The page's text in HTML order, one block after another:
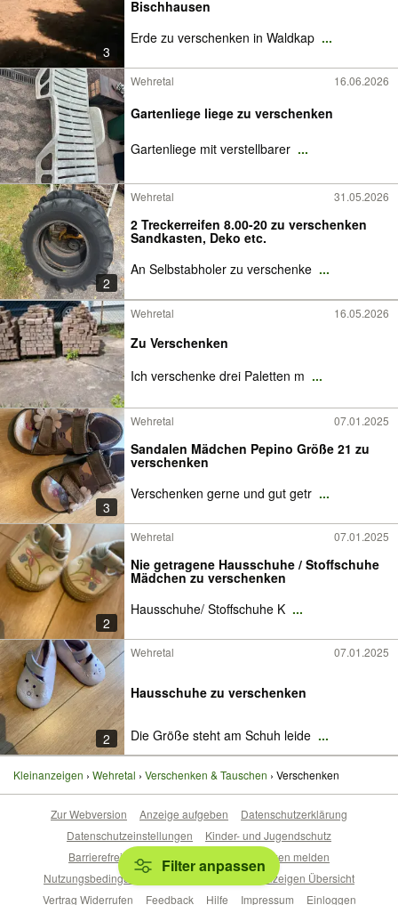
3
Bischhausen
Erde zu verschenken in Waldkap ...
Wehretal 16.06.2026
Gartenliege liege zu verschenken
Gartenliege mit verstellbarer ...
2
Wehretal 31.05.2026
2 Treckerreifen 8.00-20 zu verschenken
Sandkasten, Deko etc.
An Selbstabholer zu verschenke ...
Wehretal 16.05.2026
Zu Verschenken
Ich verschenke drei Paletten m ...
3
Wehretal 07.01.2025
Sandalen Mädchen Pepino Größe 21 zu
verschenken
Verschenken gerne und gut getr ...
2
Wehretal 07.01.2025
Nie getragene Hausschuhe / Stoffschuhe
Mädchen zu verschenken
Hausschuhe/ Stoffschuhe K ...
2
Wehretal 07.01.2025
Hausschuhe zu verschenken
Die Größe steht am Schuh leide ...
Kleinanzeigen Wehretal Verschenken & Tauschen Verschenken
Filter anpassen
Zur Webversion Anzeige aufgeben
Datenschutzerklärung
Datenschutzeinstellungen
Kinder- und Jugendschutz
Barrierefreiheitserklärung
Sicherheitslücken melden
Nutzungsbedingungen
Beliebte Suchen
Anzeigen Übersicht
Vertrag Widerrufen
Feedback Hilfe Impressum Einloggen